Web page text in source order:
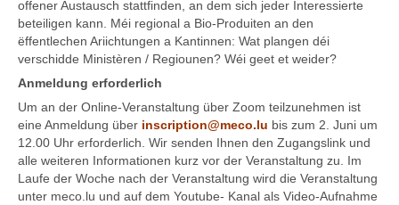
offener Austausch stattfinden, an dem sich jeder Interessierte
beteiligen kann. Méi regional a Bio-Produiten an den
ëffentlechen Ariichtungen a Kantinnen: Wat plangen déi
verschidde Ministèren / Regiounen? Wéi geet et weider?
Anmeldung erforderlich
Um an der Online-Veranstaltung über Zoom teilzunehmen ist
eine Anmeldung über inscription@meco.lu bis zum 2. Juni um
12.00 Uhr erforderlich. Wir senden Ihnen den Zugangslink und
alle weiteren Informationen kurz vor der Veranstaltung zu. Im
Laufe der Woche nach der Veranstaltung wird die Veranstaltung
unter meco.lu und auf dem Youtube- Kanal als Video-Aufnahme